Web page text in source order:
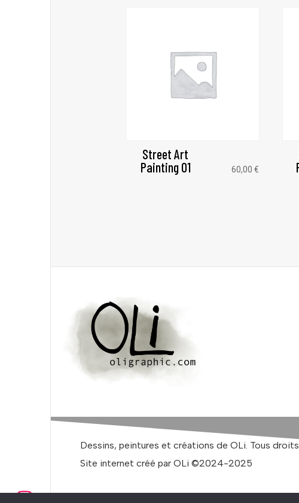
Street Art
Painting 01
60,00 €
Dessins, peintures et créations de OLi. Tous
Site internet créé par OLi ©2024-2025